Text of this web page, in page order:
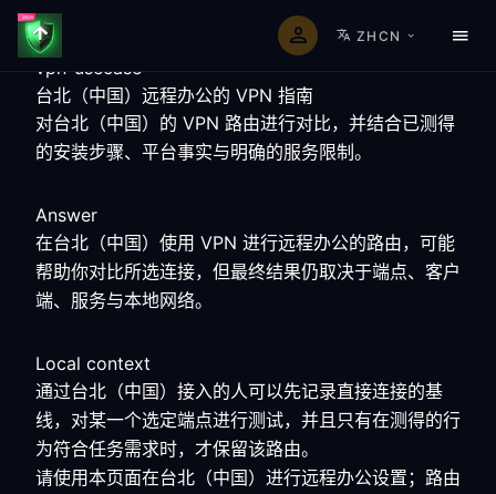
ZHCN
vpn-usecase
台北（中国）远程办公的 VPN 指南
对台北（中国）的 VPN 路由进行对比，并结合已测得
的安装步骤、平台事实与明确的服务限制。
Answer
在台北（中国）使用 VPN 进行远程办公的路由，可能
帮助你对比所选连接，但最终结果仍取决于端点、客户
端、服务与本地网络。
Local context
通过台北（中国）接入的人可以先记录直接连接的基
线，对某一个选定端点进行测试，并且只有在测得的行
为符合任务需求时，才保留该路由。
请使用本页面在台北（中国）进行远程办公设置；路由